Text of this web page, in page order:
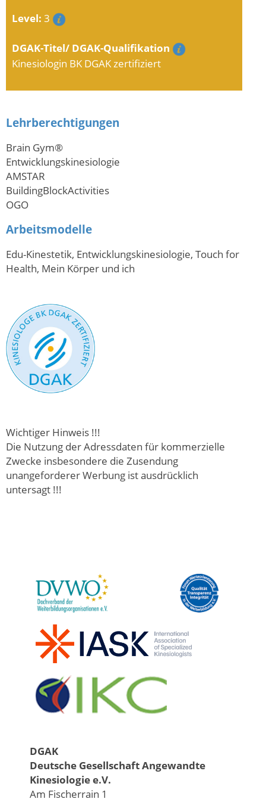
Level: 3
DGAK-Titel/ DGAK-Qualifikation
Kinesiologin BK DGAK zertifiziert
Lehrberechtigungen
Brain Gym®
Entwicklungskinesiologie
AMSTAR
BuildingBlockActivities
OGO
Arbeitsmodelle
Edu-Kinestetik, Entwicklungskinesiologie, Touch for
Health, Mein Körper und ich
Wichtiger Hinweis !!!
Die Nutzung der Adressdaten für kommerzielle
Zwecke insbesondere die Zusendung
unangeforderer Werbung ist ausdrücklich
untersagt !!!
DGAK
Deutsche Gesellschaft Angewandte
Kinesiologie e.V.
Am Fischerrain 1